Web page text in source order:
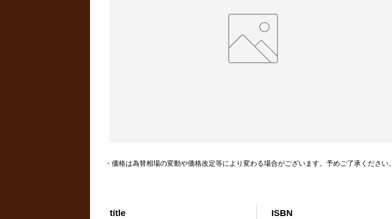
title ISBN
・価格は為替相場の変動や価格改定等により変わる場合がございます。予めご了承ください。